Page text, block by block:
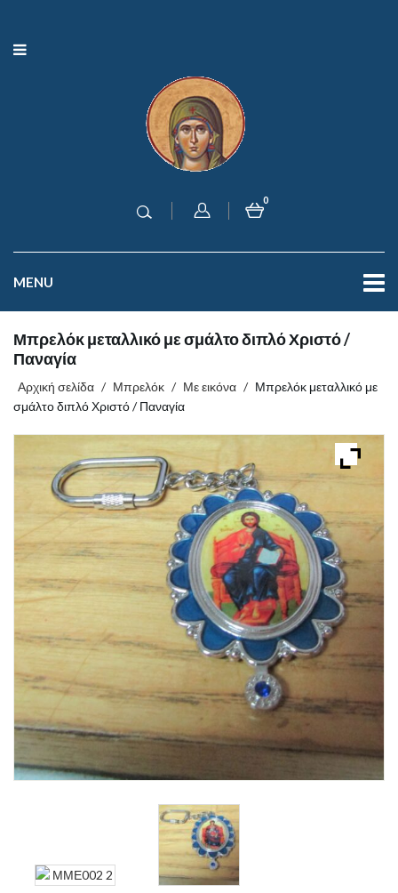
0
MENU
Μπρελόκ μεταλλικό με σμάλτο διπλό Χριστό /
Παναγία
Αρχική σελίδα / Μπρελόκ / Με εικόνα / Μπρελόκ μεταλλικό με
σμάλτο διπλό Χριστό / Παναγία